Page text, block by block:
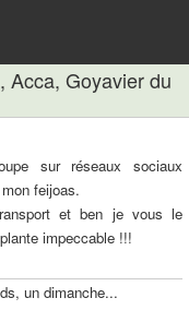
Acca, Goyavier du
sur réseaux sociaux
feijoas.
et ben je vous le
impeccable !!!
un dimanche...